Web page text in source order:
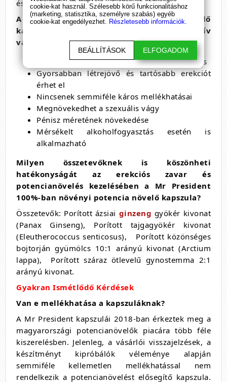
és szervezete ezt meghálálja majd Önnek.
A Mr President növényi potencia növelő
kapszula használatával az alábbi pozitív
változásokat érzékelheti:
Gyorsan hat – 45-60 percen belüli felszívódás
Gyorsabban létrejövő és tartósabb erekciót
érhet el
Nincsenek semmiféle káros mellékhatásai
Megnövekedhet a szexuális vágy
Pénisz méretének növekedése
Mérsékelt alkoholfogyasztás esetén is
alkalmazható
Milyen összetevőknek is köszönheti
hatékonyságát az erekciós zavar és
potencianövelés kezelésében a Mr President
100%-ban növényi potencia növelő kapszula?
Összetevők: Porított ázsiai ginzeng gyökér kivonat
(Panax Ginseng), Porított tajgagyökér kivonat
(Eleutherococcus senticosus), Porított közönséges
bojtorján gyümölcs 10:1 arányú kivonat (Arctium
lappa), Porított száraz ötlevelű gynostemma 2:1
arányú kivonat.
Gyakran Ismétlődő Kérdések
Van e mellékhatása a kapszuláknak?
A Mr President kapszulái 2018-ban érkeztek meg a
magyarországi potencianövelők piacára több féle
kiszerelésben. Jelenleg, a vásárlói visszajelzések, a
készítményt kipróbálók véleménye alapján
semmiféle kellemetlen mellékhatással nem
rendelkezik a potencianövelést elősegítő kapszula.
cookie-kat használ. Szélesebb körű funkcionalitáshoz
(marketing, statisztika, személyre szabás) egyéb
cookie-kat engedélyezhet. Részletesebb információk.
BEÁLLÍTÁSOK ELFOGADOM